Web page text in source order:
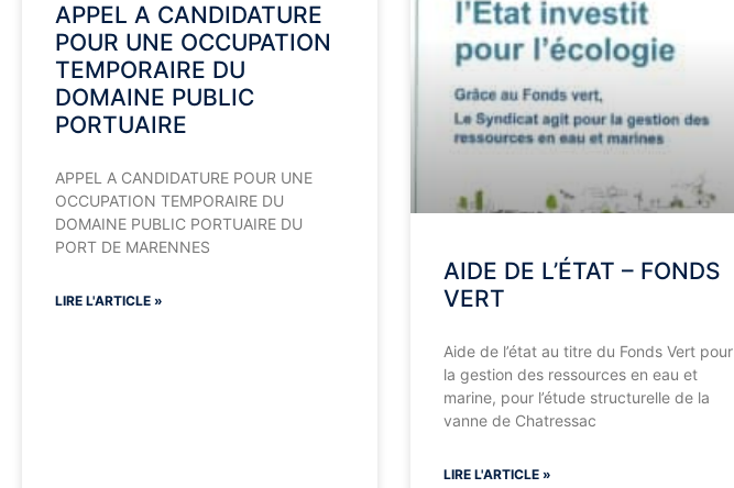
APPEL A CANDIDATURE
POUR UNE OCCUPATION
TEMPORAIRE DU
DOMAINE PUBLIC
PORTUAIRE
APPEL A CANDIDATURE POUR UNE
OCCUPATION TEMPORAIRE DU
DOMAINE PUBLIC PORTUAIRE DU
PORT DE MARENNES
LIRE L'ARTICLE »
AIDE DE L’ÉTAT – FONDS
VERT
Aide de l’état au titre du Fonds Vert pour
la gestion des ressources en eau et
marine, pour l’étude structurelle de la
vanne de Chatressac
LIRE L'ARTICLE »